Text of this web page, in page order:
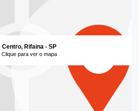
Centro, Rifaina - SP
Clique para ver o mapa